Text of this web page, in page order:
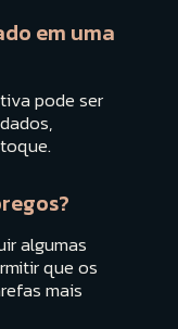
em uma
pode ser
algumas
que os
mais